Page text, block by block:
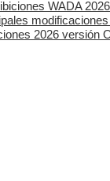
WADA 2026
2026 versión